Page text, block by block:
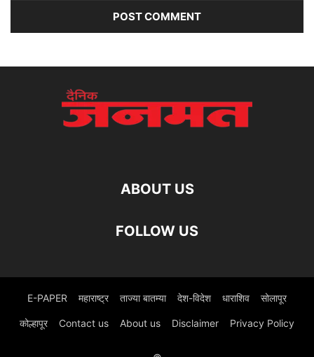
ABOUT US
FOLLOW US
E-PAPER महाराष्ट्र ताज्या बातम्या देश-विदेश धाराशिव सोलापूर
कोल्हापूर Contact us About us Disclaimer Privacy Policy